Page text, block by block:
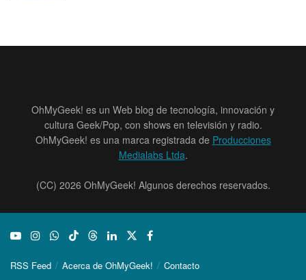
OhMyGeek! es un Web blog de tecnología, innovación y
cultura Geek/Pop, con shows en televisión y radio.
OhMyGeek! es una marca registrada de Producciones
Medialabs Ltda.
(CC) 2026 OhMyGeek! Algunos derechos reservados.
RSS Feed Acerca de OhMyGeek! Contacto